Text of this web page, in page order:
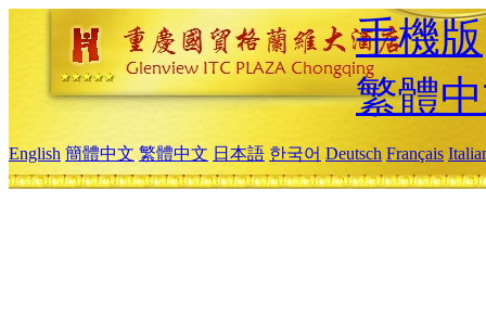
手機版
繁體
English 簡體中文 繁體中文 日本語 한국어 Deutsch Français